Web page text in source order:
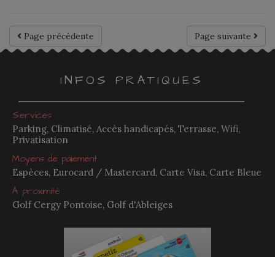
Page suivante
Page précédente
INFOS PRATIQUES
Services
Parking, Climatisé, Accès handicapés, Terrasse, Wifi,
Privatisation
Moyens de paiement
Espèces, Eurocard / Mastercard, Carte Visa, Carte Bleue
À proximité
Golf Cergy Pontoise, Golf d'Ableiges